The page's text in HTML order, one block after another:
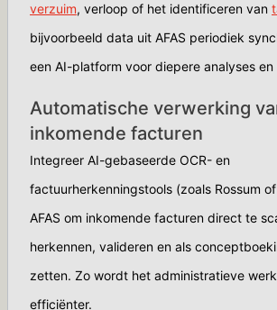
verzuim, verloop of het identificeren van
bijvoorbeeld data uit AFAS periodiek
een AI-platform voor diepere analyses en
Automatische verwerking
inkomende facturen
Integreer AI-gebaseerde OCR- en
factuurherkenningstools (zoals Rossum
AFAS om inkomende facturen direct te
herkennen, valideren en als
zetten. Zo wordt het administratieve
efficiënter.